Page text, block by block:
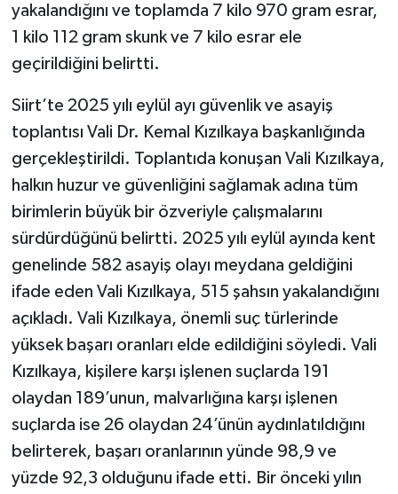
yakalandığını ve toplamda 7 kilo 970 gram esrar,
1 kilo 112 gram skunk ve 7 kilo esrar ele
geçirildiğini belirtti.
Siirt’te 2025 yılı eylül ayı güvenlik ve asayiş
toplantısı Vali Dr. Kemal Kızılkaya başkanlığında
gerçekleştirildi. Toplantıda konuşan Vali Kızılkaya,
halkın huzur ve güvenliğini sağlamak adına tüm
birimlerin büyük bir özveriyle çalışmalarını
sürdürdüğünü belirtti. 2025 yılı eylül ayında kent
genelinde 582 asayiş olayı meydana geldiğini
ifade eden Vali Kızılkaya, 515 şahsın yakalandığını
açıkladı. Vali Kızılkaya, önemli suç türlerinde
yüksek başarı oranları elde edildiğini söyledi. Vali
Kızılkaya, kişilere karşı işlenen suçlarda 191
olaydan 189’unun, malvarlığına karşı işlenen
suçlarda ise 26 olaydan 24’ünün aydınlatıldığını
belirterek, başarı oranlarının yünde 98,9 ve
yüzde 92,3 olduğunu ifade etti. Bir önceki yılın